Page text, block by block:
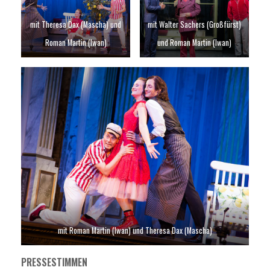
mit Theresa Dax (Mascha) und
Roman Martin (Iwan)
mit Walter Sachers (Großfürst)
und Roman Martin (Iwan)
mit Roman Martin (Iwan) und Theresa Dax (Mascha)
PRESSESTIMMEN